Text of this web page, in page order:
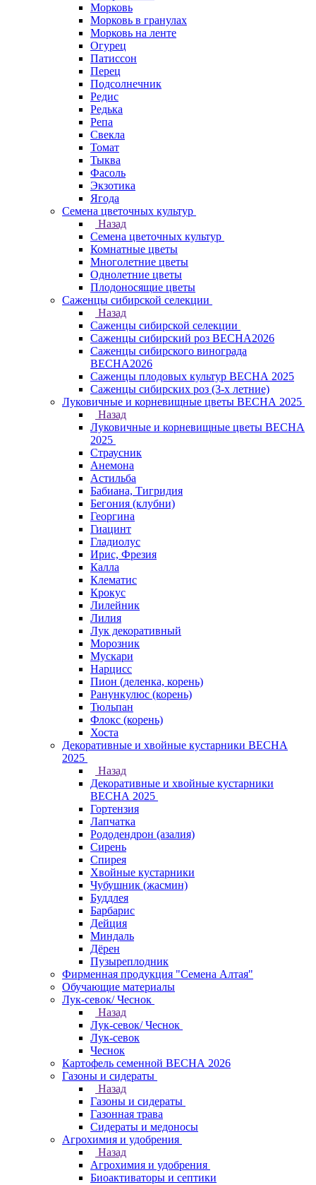
Морковь
Морковь в гранулах
Морковь на ленте
Огурец
Патиссон
Перец
Подсолнечник
Редис
Редька
Репа
Свекла
Томат
Тыква
Фасоль
Экзотика
Ягода
Семена цветочных культур
Назад
Семена цветочных культур
Комнатные цветы
Многолетние цветы
Однолетние цветы
Плодоносящие цветы
Саженцы сибирской селекции
Назад
Саженцы сибирской селекции
Саженцы сибирский роз ВЕСНА2026
Саженцы сибирского винограда
ВЕСНА2026
Саженцы плодовых культур ВЕСНА 2025
Саженцы сибирских роз (3-х летние)
Луковичные и корневищные цветы ВЕСНА 2025
Назад
Луковичные и корневищные цветы ВЕСНА
2025
Страусник
Анемона
Астильба
Бабиана, Тигридия
Бегония (клубни)
Георгина
Гиацинт
Гладиолус
Ирис, Фрезия
Калла
Клематис
Крокус
Лилейник
Лилия
Лук декоративный
Морозник
Мускари
Нарцисс
Пион (деленка, корень)
Ранункулюс (корень)
Тюльпан
Флокс (корень)
Хоста
Декоративные и хвойные кустарники ВЕСНА
2025
Назад
Декоративные и хвойные кустарники
ВЕСНА 2025
Гортензия
Лапчатка
Рододендрон (азалия)
Сирень
Спирея
Хвойные кустарники
Чубушник (жасмин)
Буддлея
Барбарис
Дейция
Миндаль
Дёрен
Пузыреплодник
Фирменная продукция "Семена Алтая"
Обучающие материалы
Лук-севок/ Чеснок
Назад
Лук-севок/ Чеснок
Лук-севок
Чеснок
Картофель семенной ВЕСНА 2026
Газоны и сидераты
Назад
Газоны и сидераты
Газонная трава
Сидераты и медоносы
Агрохимия и удобрения
Назад
Агрохимия и удобрения
Биоактиваторы и септики